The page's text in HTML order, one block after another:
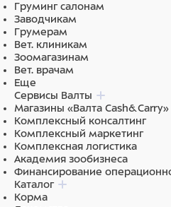
Груминг салонам
Заводчикам
Грумерам
Вет. клиникам
Зоомагазинам
Вет. врачам
Еще
Сервисы Валты
Магазины «Валта Cash&Carry»
Комплексный консалтинг
Комплексный маркетинг
Комплексная логистика
Академия зообизнеса
Финансирование
Каталог
Корма